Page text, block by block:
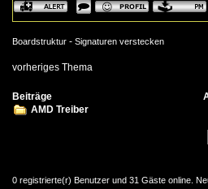
Boardstruktur - Signaturen verstecken
vorheriges Thema
Beiträge
AMD Treiber
0 registrierte(r) Benutzer und 31 Gäste online.